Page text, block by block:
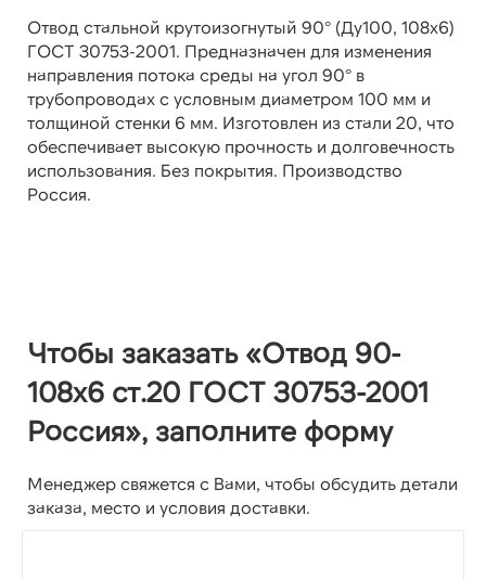
Отвод стальной крутоизогнутый 90° (Ду100, 108х6)
ГОСТ 30753-2001. Предназначен для изменения
направления потока среды на угол 90° в
трубопроводах с условным диаметром 100 мм и
толщиной стенки 6 мм. Изготовлен из стали 20, что
обеспечивает высокую прочность и долговечность
использования. Без покрытия. Производство
Россия.
Чтобы заказать «Отвод 90-
108х6 ст.20 ГОСТ 30753-2001
Россия», заполните форму
Менеджер свяжется с Вами, чтобы обсудить детали
заказа, место и условия доставки.